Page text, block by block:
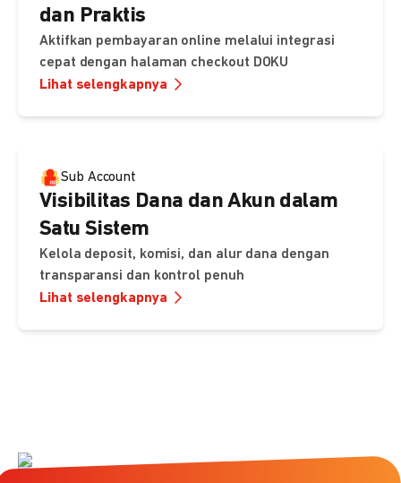
dan Praktis
Aktifkan pembayaran online melalui integrasi
cepat dengan halaman checkout DOKU
Lihat selengkapnya
Sub Account
Visibilitas Dana dan Akun dalam
Satu Sistem
Kelola deposit, komisi, dan alur dana dengan
transparansi dan kontrol penuh
Lihat selengkapnya